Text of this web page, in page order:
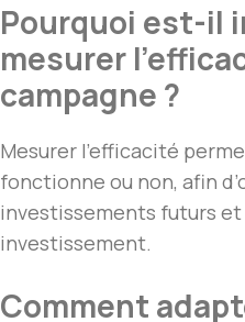
Pourquoi est-il
mesurer
campagne ?
Mesurer l’efficacité
fonctionne ou non, afin
investissements futurs
investissement.
Comment